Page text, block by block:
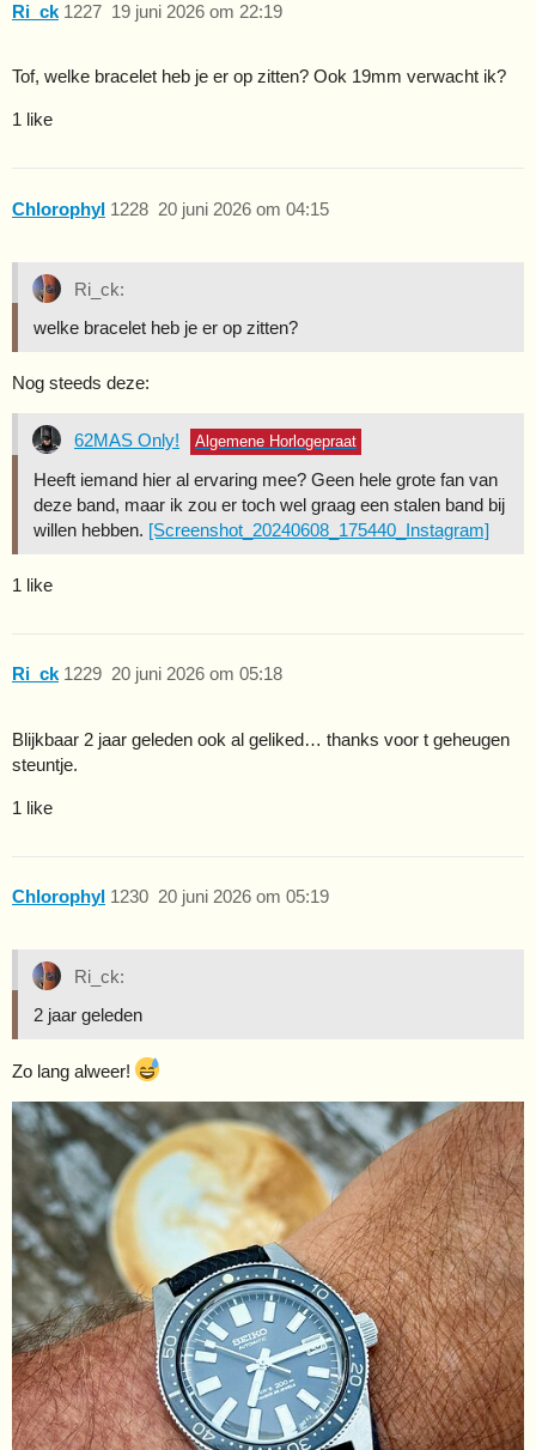
Ri_ck 19 juni 2026 om 22:19
1227
Tof, welke bracelet heb je er op zitten? Ook 19mm verwacht ik?
1 like
Chlorophyl 20 juni 2026 om 04:15
1228
Ri_ck:
welke bracelet heb je er op zitten?
Nog steeds deze:
62MAS Only! Algemene Horlogepraat
Heeft iemand hier al ervaring mee? Geen hele grote fan van
deze band, maar ik zou er toch wel graag een stalen band bij
willen hebben. [Screenshot_20240608_175440_Instagram]
1 like
Ri_ck 20 juni 2026 om 05:18
1229
Blijkbaar 2 jaar geleden ook al geliked… thanks voor t geheugen
steuntje.
1 like
Chlorophyl 20 juni 2026 om 05:19
1230
Ri_ck:
2 jaar geleden
Zo lang alweer!